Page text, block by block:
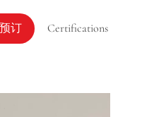
订 Certifications